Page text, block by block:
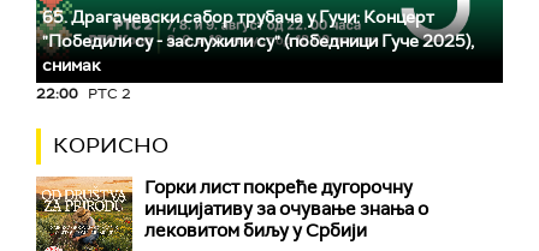
65. Драгачевски сабор трубача у Гучи: Концерт
"Победили су - заслужили су" (победници Гуче 2025),
снимак
22:00 РТС 2
КОРИСНО
Горки лист покреће дугорочну
иницијативу за очување знања о
лековитом биљу у Србији